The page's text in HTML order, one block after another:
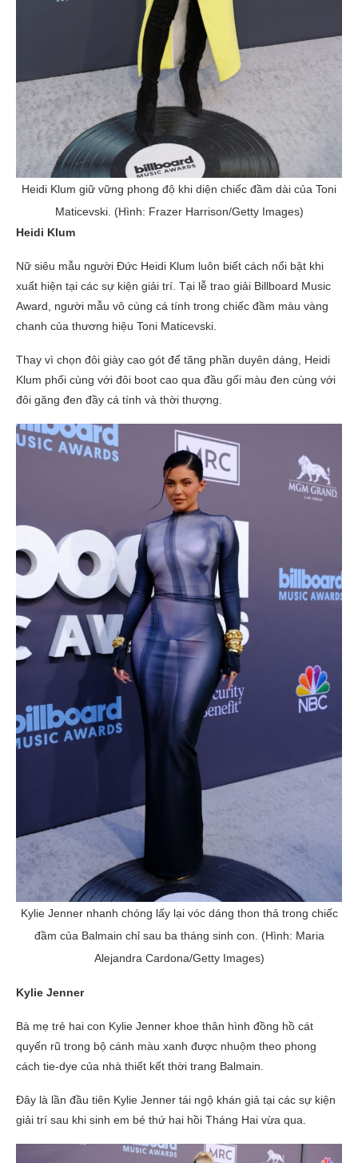
Heidi Klum giữ vững phong độ khi diện chiếc đầm dài của Toni
Maticevski. (Hình: Frazer Harrison/Getty Images)
Heidi Klum
Nữ siêu mẫu người Đức Heidi Klum luôn biết cách nổi bật khi
xuất hiện tại các sự kiện giải trí. Tại lễ trao giải Billboard Music
Award, người mẫu vô cùng cá tính trong chiếc đầm màu vàng
chanh của thương hiệu Toni Maticevski.
Thay vì chọn đôi giày cao gót để tăng phần duyên dáng, Heidi
Klum phối cùng với đôi boot cao qua đầu gối màu đen cùng với
đôi găng đen đầy cá tính và thời thượng.
Kylie Jenner nhanh chóng lấy lại vóc dáng thon thả trong chiếc
đầm của Balmain chỉ sau ba tháng sinh con. (Hình: Maria
Alejandra Cardona/Getty Images)
Kylie Jenner
Bà mẹ trẻ hai con Kylie Jenner khoe thân hình đồng hồ cát
quyến rũ trong bộ cánh màu xanh được nhuộm theo phong
cách tie-dye của nhà thiết kết thời trang Balmain.
Đây là lần đầu tiên Kylie Jenner tái ngộ khán giả tại các sự kiện
giải trí sau khi sinh em bé thứ hai hồi Tháng Hai vừa qua.